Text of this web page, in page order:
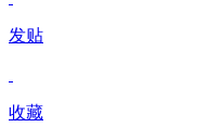
发贴
收藏